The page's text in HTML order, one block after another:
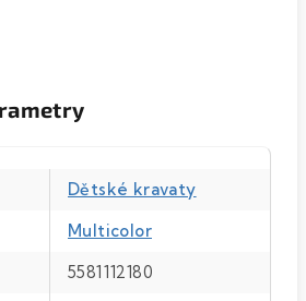
Dětské kravaty
Multicolor
5581112180